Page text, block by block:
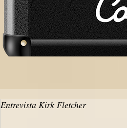
Entrevista Kirk Fletcher